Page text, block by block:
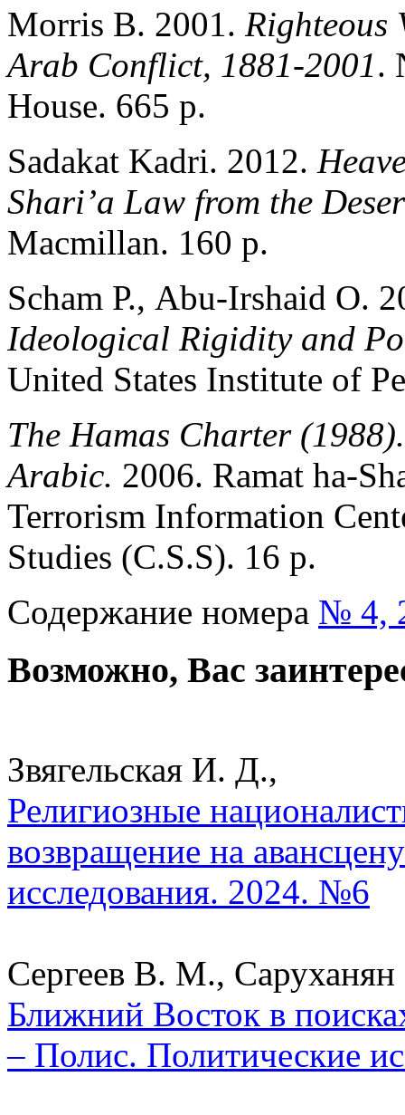
Morris В. 2001. Righteous
Arab Conflict, 1881-2001.
House. 665 p.
Sadakat Kadri. 2012.
Shari’a Law from the
Macmillan. 160 p.
Scham Р., Abu-Irshaid О.
Ideological Rigidity and
United States Institute of
The Hamas Charter
Arabic. 2006. Ramat ha-
Terrorism Information
Studies (C.S.S). 16 p.
Содержание номера № 4,
Возможно, Вас
Звягельская И. Д.,
Религиозные
возвращение на
исследования. 2024. №6
Сергеев В. М.,
Ближний Восток в
– Полис. Политические